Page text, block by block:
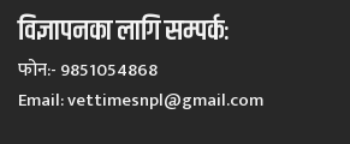
विज्ञापनका लागि सम्पर्कः
फोन:- 9851054868
Email:vettimesnpl@gmail.com